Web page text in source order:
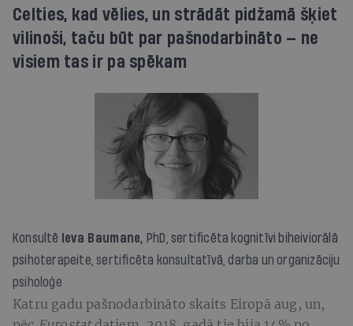
Celties, kad vēlies, un strādāt pidžamā šķiet
vilinoši, taču būt par pašnodarbināto — ne
visiem tas ir pa spēkam
Konsultē Ieva Baumane, PhD , sertificēta kognitīvi biheiviorālā
psihoterapeite, sertificēta konsultatīvā, darba un organizāciju
psiholoģe
Katru gadu pašnodarbināto skaits Eiropā aug, un,